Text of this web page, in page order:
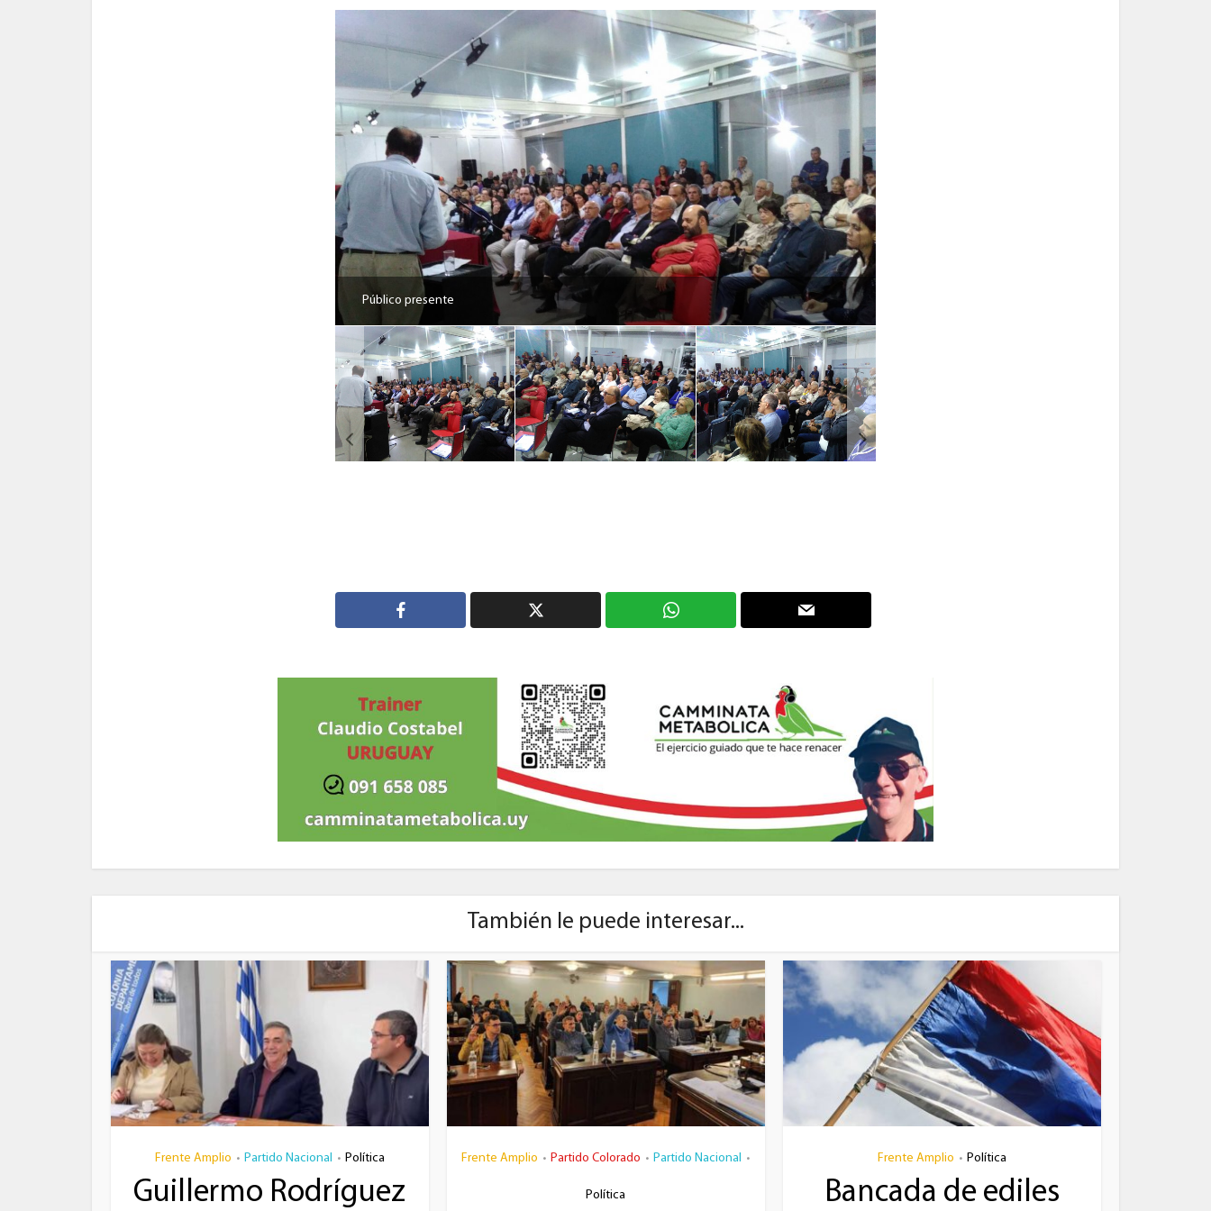
Público presente
También le puede interesar...
Frente Amplio • Partido Nacional • Política
Guillermo Rodríguez
Frente Amplio • Partido Colorado • Partido Nacional •
Política
Frente Amplio • Política
Bancada de ediles